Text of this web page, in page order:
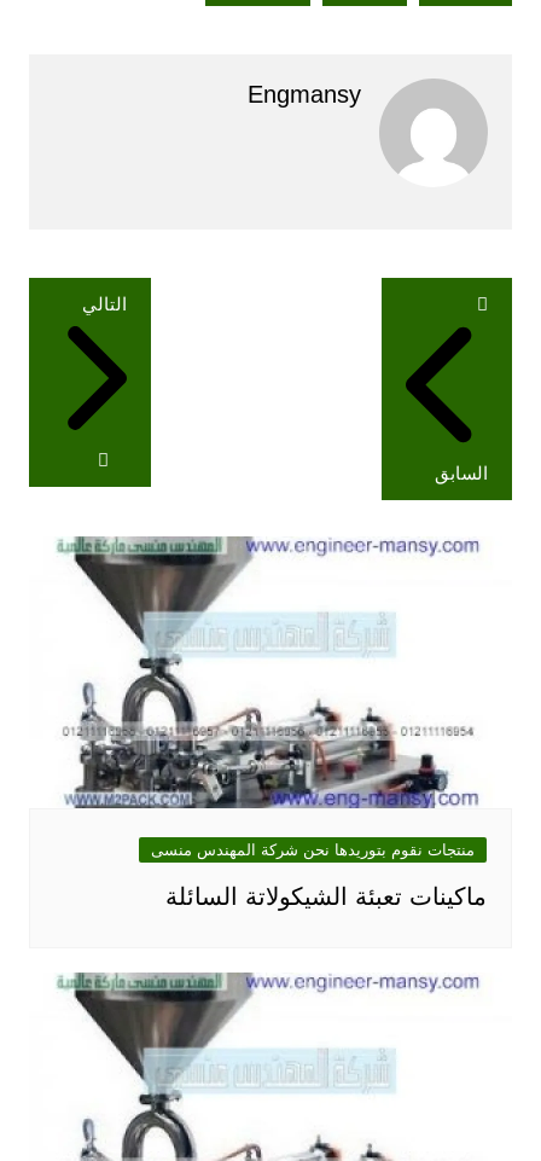
Engmansy
تصفّح
المقالات
السابق
التالي
منتجات نقوم بتوريدها نحن شركة المهندس منسى
ماكينات تعبئة الشيكولاتة السائلة